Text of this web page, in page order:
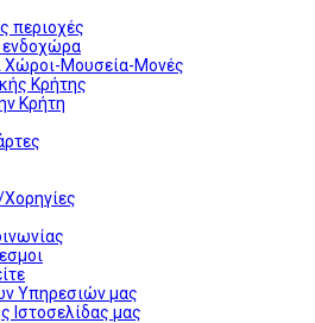
περιοχές
ενδοχώρα
Χώροι-Μουσεία-Μονές
Κρήτης
Κρήτη
Υπηρεσιών μας
Ιστοσελίδας μας